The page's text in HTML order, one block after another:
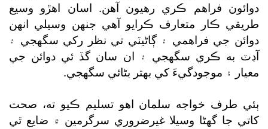
دوائون فراهم ڪري رهيون آهن. اسان اهڙو وسيع
طريقي ڪار متعارف ڪرايو آهي جنهن وسيلي انهن
دوائن جي فراهمي ۽ ڳاڻيٽي تي نظر رکي سگھجي ۽
آڊٽ به ڪري سگھجي ۽ ان سان گڏ ئي دوائن جي
معيار ۽ موجودگيءَ کي بهتر بڻائي سگھجي.
ٻئي طرف خواجه سلمان اهو تسليم ڪيو ته، صحت
کاتي جا گھڻا وسيلا غيرضروري سرگرمين ۾ ضايع ٿي